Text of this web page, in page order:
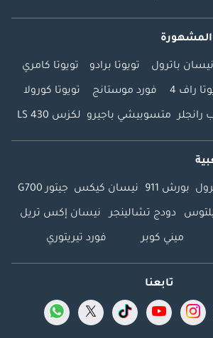
نيسان باترول تويوتا برادو تويوتا كامري
راف 4 فورد موستانج تويوتا كورولا
رانجلر متسوبيشي باجيرو لكزس LS 430
بورش 911 نيسان كيكس جيتور G700
دودج تشالينجر نيسان إكس تريل
ميني كوبر فورد تيريتوري
تابعنا